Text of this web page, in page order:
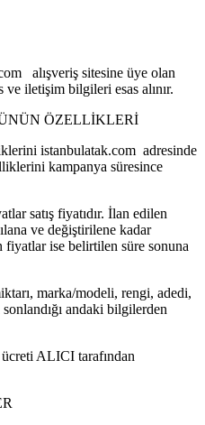
alışveriş sitesine üye olan
iletişim bilgileri esas alınır.
ÖZELLİKLERİ
istanbulatak.com adresinde
kampanya süresince
satış fiyatıdır. İlan edilen
ve değiştirilene kadar
ise belirtilen süre sonuna
marka/modeli, rengi, adedi,
andaki bilgilerden
ALICI tarafından